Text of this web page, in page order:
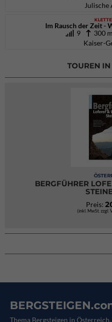
Julische
Im Rausch der Zeit -
9
300
Kaiser-
TOUREN
BERGFÜHRER
Preis:
(inkl. MwSt. zzgl.
Thema Bergsteigen in